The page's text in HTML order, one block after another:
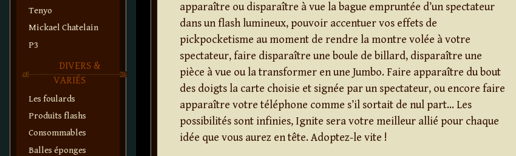
Tenyo
Mickael Chatelain
P3
DIVERS &
VARIÉS
Les foulards
Produits flashs
Consommables
Balles éponges
apparaître ou disparaître à vue la bague empruntée d’un spectateur
dans un flash lumineux, pouvoir accentuer vos effets de
pickpocketisme au moment de rendre la montre volée à votre
spectateur, faire disparaître une boule de billard, disparaître une
pièce à vue ou la transformer en une Jumbo. Faire apparaître du bout
des doigts la carte choisie et signée par un spectateur, ou encore faire
apparaître votre téléphone comme s’il sortait de nul part… Les
possibilités sont infinies, Ignite sera votre meilleur allié pour chaque
idée que vous aurez en tête. Adoptez-le vite !